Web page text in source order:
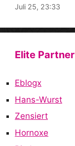
Juli 25, 23:33
Elite Partner
Eblogx
Hans-Wurst
Zensiert
Hornoxe